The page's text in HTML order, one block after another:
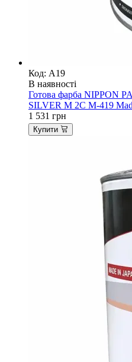
Код: A19
В наявності
Готова фарба NIPPON
SILVER M 2C M-419
1 531 грн
Купити